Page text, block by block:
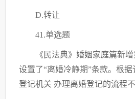
D.转让
41.单选题
《民法典》婚姻家庭篇新
设置了“离婚冷静期”条款。根
登记机关 办理离婚登记的流